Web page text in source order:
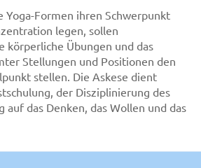
Yoga-Formen ihren Schwerpunkt
legen, sollen
körperliche Übungen und das
Stellungen und Positionen den
stellen. Die Askese dient
der Disziplinierung des
auf das Denken, das Wollen und das